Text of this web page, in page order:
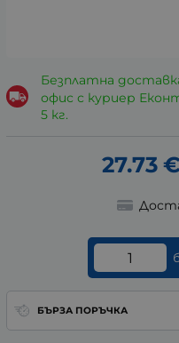
Безплатна
офис с куриер
5 кг.
27.73
БЪРЗА ПОРЪЧКА